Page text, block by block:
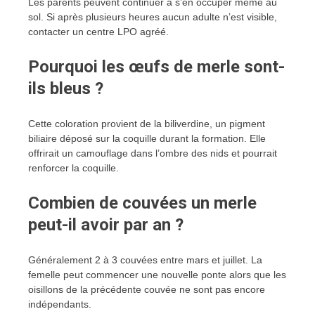
sol. Si après plusieurs heures aucun adulte n’est visible,
contacter un centre LPO agréé.
Pourquoi les œufs de merle sont-
ils bleus ?
Cette coloration provient de la biliverdine, un pigment
biliaire déposé sur la coquille durant la formation. Elle
offrirait un camouflage dans l’ombre des nids et pourrait
renforcer la coquille.
Combien de couvées un merle
peut-il avoir par an ?
Généralement 2 à 3 couvées entre mars et juillet. La
femelle peut commencer une nouvelle ponte alors que les
oisillons de la précédente couvée ne sont pas encore
indépendants.